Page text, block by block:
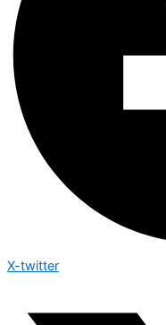
X-twitter